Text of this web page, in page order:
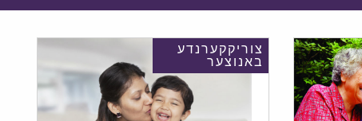
צוריקקערנדע
באנוצער